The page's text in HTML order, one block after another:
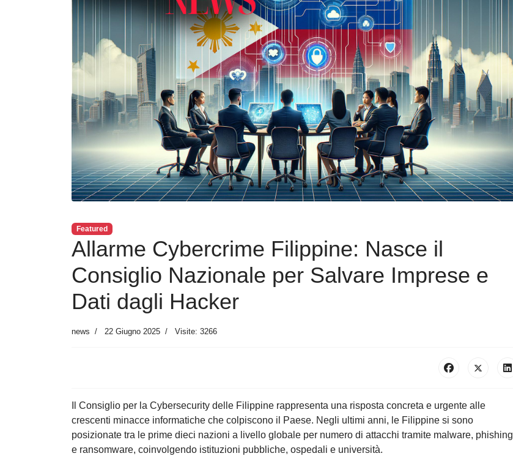
Featured
Allarme Cybercrime Filippine: Nasce il
Consiglio Nazionale per Salvare Imprese e
Dati dagli Hacker
news 22 Giugno 2025 Visite: 3266
Il Consiglio per la Cybersecurity delle Filippine rappresenta una risposta concreta e urgente alle
crescenti minacce informatiche che colpiscono il Paese. Negli ultimi anni, le Filippine si sono
posizionate tra le prime dieci nazioni a livello globale per numero di attacchi tramite malware, phishing
e ransomware, coinvolgendo istituzioni pubbliche, ospedali e università.